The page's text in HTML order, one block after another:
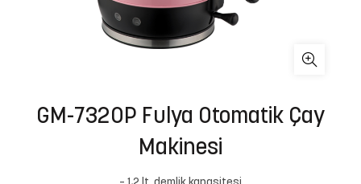
GM-7320P Fulya Otomatik Çay
Makinesi